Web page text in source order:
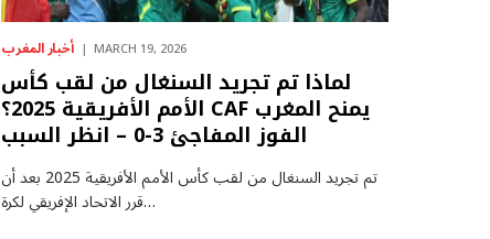
أخبار المغرب MARCH 19, 2026
لماذا تم تجريد السنغال من لقب كأس
الأمم الأفريقية 2025؟ CAF يمنح المغرب
الفوز المفاجئ 3-0 – انظر السبب
تم تجريد السنغال من لقب كأس الأمم الأفريقية 2025 بعد أن
قرر الاتحاد الإفريقي لكرة…